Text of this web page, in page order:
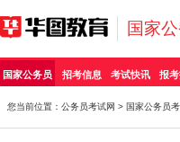
国家
国家公务员 招考信息 考试快讯 报
您当前位置： 公务员考试网 > 国家公务员